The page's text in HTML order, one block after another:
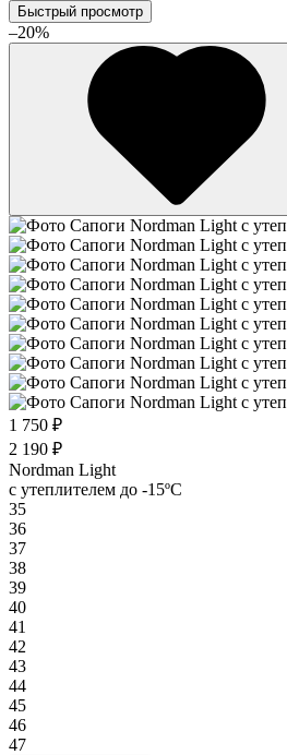
Быстрый просмотр
–20%
1 750 ₽
2 190 ₽
Nordman Light
c утеплителем до -15ºС
35
36
37
38
39
40
41
42
43
44
45
46
47